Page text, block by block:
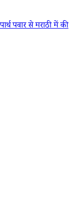
पवार से मराठी में की